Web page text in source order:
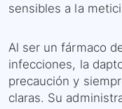
sensibles a la
Al ser un fármaco
infecciones, la
precaución y
claras. Su